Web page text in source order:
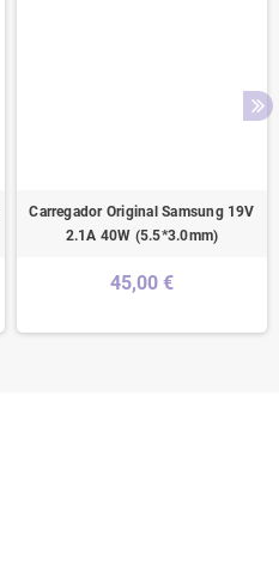
Carregador Original Samsung 19V
2.1A 40W (5.5*3.0mm)
45,00 €